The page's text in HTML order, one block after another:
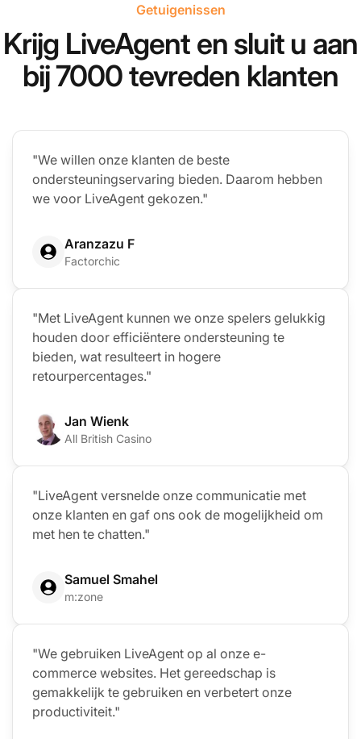
Getuigenissen
Krijg LiveAgent en sluit u aan
bij 7000 tevreden klanten
"We willen onze klanten de beste
ondersteuningservaring bieden. Daarom hebben
we voor LiveAgent gekozen."
Aranzazu F
Factorchic
"Met LiveAgent kunnen we onze spelers gelukkig
houden door efficiëntere ondersteuning te
bieden, wat resulteert in hogere
retourpercentages."
Jan Wienk
All British Casino
"LiveAgent versnelde onze communicatie met
onze klanten en gaf ons ook de mogelijkheid om
met hen te chatten."
Samuel Smahel
m:zone
"We gebruiken LiveAgent op al onze e-
commerce websites. Het gereedschap is
gemakkelijk te gebruiken en verbetert onze
productiviteit."